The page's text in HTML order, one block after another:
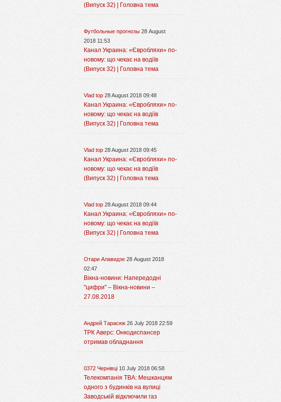
(Випуск 32) | Головна тема
Футбольные прогнозы 28 August
2018 11:53
Канал Украина: «Євробляхи» по-
новому: що чекає на водіїв
(Випуск 32) | Головна тема
Vlad top 28 August 2018 09:48
Канал Украина: «Євробляхи» по-
новому: що чекає на водіїв
(Випуск 32) | Головна тема
Vlad top 28 August 2018 09:45
Канал Украина: «Євробляхи» по-
новому: що чекає на водіїв
(Випуск 32) | Головна тема
Vlad top 28 August 2018 09:44
Канал Украина: «Євробляхи» по-
новому: що чекає на водіїв
(Випуск 32) | Головна тема
Отари Алавидзе 28 August 2018
02:47
Вікна-новини: Напередодні
"цифри" – Вікна-новини –
27.08.2018
Андрей Тарасюк 26 July 2018 22:59
ТРК Аверс: Онкодиспансер
отримав обладнання
0372 Чернівці 10 July 2018 06:58
Телекомпанія ТВА: Мешканцям
одного з будинків на вулиці
Заводській відключили газ